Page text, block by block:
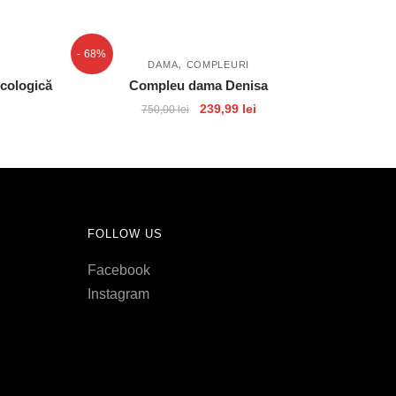
- 68%
DAMA, COMPLEURI
Compleu dama Denisa
750,00lei 239,99 lei
FOLLOW US
Facebook
Instagram